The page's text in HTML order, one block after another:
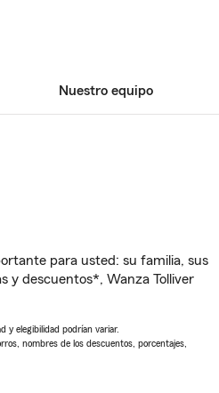
Nuestro equipo
para usted: su familia, sus
y descuentos*, Wanza Tolliver
y elegibilidad podrían variar.
nombres de los descuentos, porcentajes,